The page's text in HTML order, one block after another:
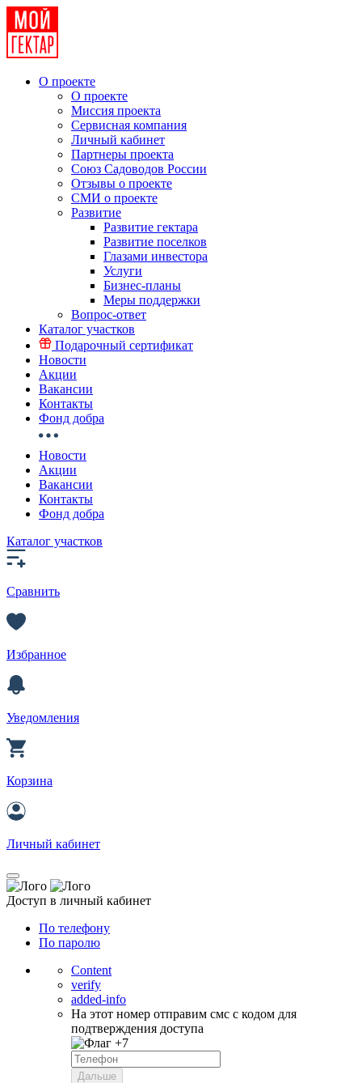
О проекте
О проекте
Миссия проекта
Сервисная компания
Личный кабинет
Партнеры проекта
Союз Садоводов России
Отзывы о проекте
СМИ о проекте
Развитие
Развитие гектара
Развитие поселков
Глазами инвестора
Услуги
Бизнес-планы
Меры поддержки
Вопрос-ответ
Каталог участков
Подарочный сертификат
Новости
Акции
Вакансии
Контакты
Фонд добра
Новости
Акции
Вакансии
Контакты
Фонд добра
Каталог участков
Сравнить
Избранное
Уведомления
Корзина
Личный кабинет
Доступ в личный кабинет
По телефону
По паролю
Content
verify
added-info
На этот номер отправим смс с кодом для
подтверждения доступа
+7
Дальше